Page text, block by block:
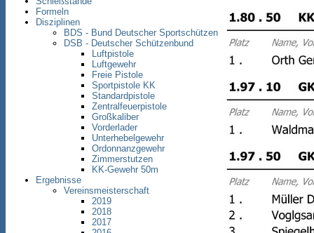
Formeln
Disziplinen
BDS - Bund Deutscher Sportschützen
DSB - Deutscher Schützenbund
Luftpistole
Luftgewehr
Freie Pistole
Sportpistole KK
Standardpistole
Zentralfeuerpistole
Großkaliber
Vorderlader
Unterhebelgewehr
Ordonnanzgewehr
Zimmerstutzen
KK-Gewehr 50m
Ergebnisse
Vereinsmeisterschaft
2019
2018
2017